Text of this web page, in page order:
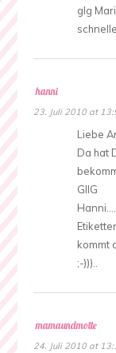
glg
hanni
23. Juli 2010 at
Liebe
Da hat
GllG
kommt
;-)))..
mamaundmotte
24. Juli 2010 at